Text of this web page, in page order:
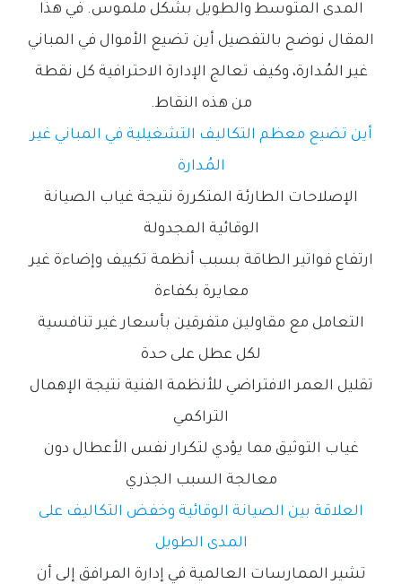
المدى المتوسط والطويل بشكل ملموس. في هذا
المقال نوضح بالتفصيل أين تضيع الأموال في المباني
غير المُدارة، وكيف تعالج الإدارة الاحترافية كل نقطة
من هذه النقاط.
أين تضيع معظم التكاليف التشغيلية في المباني غير
المُدارة
الإصلاحات الطارئة المتكررة نتيجة غياب الصيانة
الوقائية المجدولة
ارتفاع فواتير الطاقة بسبب أنظمة تكييف وإضاءة غير
معايرة بكفاءة
التعامل مع مقاولين متفرقين بأسعار غير تنافسية
لكل عطل على حدة
تقليل العمر الافتراضي للأنظمة الفنية نتيجة الإهمال
التراكمي
غياب التوثيق مما يؤدي لتكرار نفس الأعطال دون
معالجة السبب الجذري
العلاقة بين الصيانة الوقائية وخفض التكاليف على
المدى الطويل
تشير الممارسات العالمية في إدارة المرافق إلى أن